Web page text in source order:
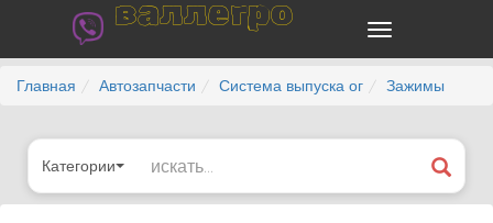
валлегро
Главная Автозапчасти Система выпуска ог Зажимы
Категории